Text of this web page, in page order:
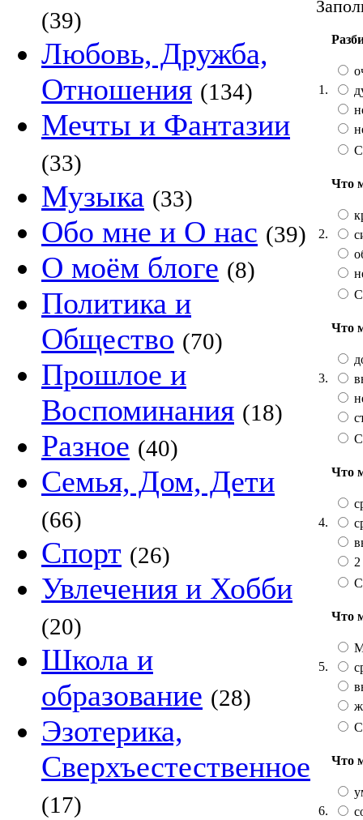
(39)
Любовь, Дружба,
Отношения (134)
Мечты и Фантазии
(33)
Музыка (33)
Обо мне и О нас (39)
О моём блоге (8)
Политика и
Общество (70)
Прошлое и
Воспоминания (18)
Разное (40)
Семья, Дом, Дети
(66)
Спорт (26)
Увлечения и Хобби
(20)
Школа и
образование (28)
Эзотерика,
Сверхъестественное
(17)
1.
2.
Что
3.
Что
4.
Что
5.
Что
6.
Что